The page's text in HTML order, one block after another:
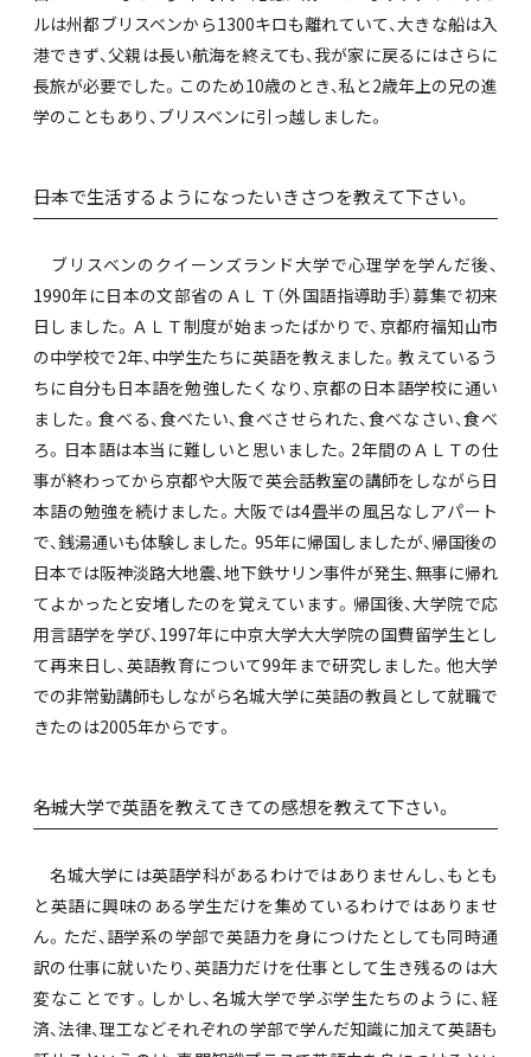
ルは州都ブリスベンから1300キロも離れていて、大きな船は入
港できず、父親は長い航海を終えても、我が家に戻るにはさらに
長旅が必要でした。このため10歳のとき、私と2歳年上の兄の進
学のこともあり、ブリスベンに引っ越しました。
――日本で生活するようになったいきさつを教えて下さい。
ブリスベンのクイーンズランド大学で心理学を学んだ後、
1990年に日本の文部省のＡＬＴ（外国語指導助手）募集で初来
日しました。ＡＬＴ制度が始まったばかりで、京都府福知山市
の中学校で2年、中学生たちに英語を教えました。教えているう
ちに自分も日本語を勉強したくなり、京都の日本語学校に通い
ました。食べる、食べたい、食べさせられた、食べなさい、食べ
ろ。日本語は本当に難しいと思いました。2年間のＡＬＴの仕
事が終わってから京都や大阪で英会話教室の講師をしながら日
本語の勉強を続けました。大阪では4畳半の風呂なしアパート
で、銭湯通いも体験しました。95年に帰国しましたが、帰国後の
日本では阪神淡路大地震、地下鉄サリン事件が発生、無事に帰れ
てよかったと安堵したのを覚えています。帰国後、大学院で応
用言語学を学び、1997年に中京大学大大学院の国費留学生とし
て再来日し、英語教育について99年まで研究しました。他大学
での非常勤講師もしながら名城大学に英語の教員として就職で
きたのは2005年からです。
――名城大学で英語を教えてきての感想を教えて下さい。
名城大学には英語学科があるわけではありませんし、もとも
と英語に興味のある学生だけを集めているわけではありませ
ん。ただ、語学系の学部で英語力を身につけたとしても同時通
訳の仕事に就いたり、英語力だけを仕事として生き残るのは大
変なことです。しかし、名城大学で学ぶ学生たちのように、経
済、法律、理工などそれぞれの学部で学んだ知識に加えて英語も